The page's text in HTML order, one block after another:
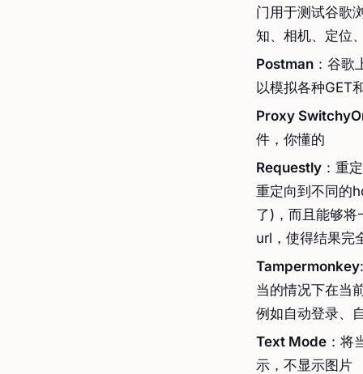
门用于测试谷歌
知、相机、定位
Postman ：谷歌
以模拟各种GET
Proxy
件，你懂的
Requestly ：重
重定向到不同的
了)，而且能够将
url，使得结果完
Tampermonkey
当的情况下在当
例如自动登录、
Text Mode ：将
示，不显示图片